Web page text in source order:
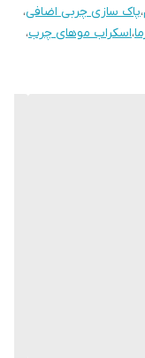
،پاک سازی چربی اضافی،
،اسکراب موهای چرب،